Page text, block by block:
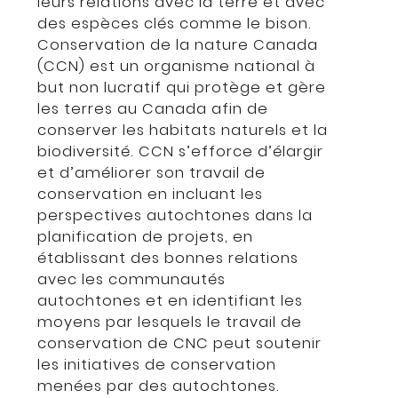
des espèces clés comme le bison.
Conservation de la nature Canada
(CCN) est un organisme national à
but non lucratif qui protège et gère
les terres au Canada afin de
conserver les habitats naturels et la
biodiversité. CCN s’efforce d’élargir
et d’améliorer son travail de
conservation en incluant les
perspectives autochtones dans la
planification de projets, en
établissant des bonnes relations
avec les communautés
autochtones et en identifiant les
moyens par lesquels le travail de
conservation de CNC peut soutenir
les initiatives de conservation
menées par des autochtones.